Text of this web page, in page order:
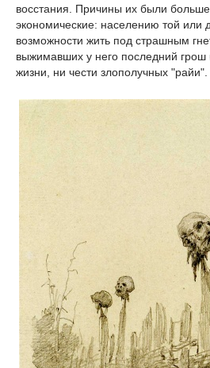
восстания. Причины их были
экономические: населению той или
возможности жить под страшным
выжимавших у него последний
жизни, ни чести злополучных "райи".